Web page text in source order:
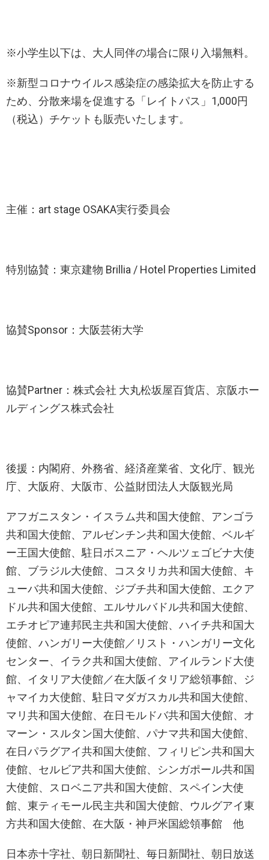
※小学生以下は、大人同伴の場合に限り入場無料。
※新型コロナウイルス感染症の感染拡大を防止する
ため、分散来場を促進する「レイトパス」1,000円
（税込）チケットも販売いたします。
主催：art stage OSAKA実行委員会
特別協賛：東京建物 Brillia / Hotel Properties Limited
協賛Sponsor：大阪芸術大学
協賛Partner：株式会社 大丸松坂屋百貨店、京阪ホー
ルディングス株式会社
後援：内閣府、外務省、経済産業省、文化庁、観光
庁、大阪府、大阪市、公益財団法人大阪観光局
アフガニスタン・イスラム共和国大使館、アンゴラ
共和国大使館、アルゼンチン共和国大使館、ベルギ
ー王国大使館、駐日ボスニア・ヘルツェゴビナ大使
館、ブラジル大使館、コスタリカ共和国大使館、キ
ューバ共和国大使館、ジブチ共和国大使館、エクア
ドル共和国大使館、エルサルバドル共和国大使館、
エチオピア連邦民主共和国大使館、ハイチ共和国大
使館、ハンガリー大使館／リスト・ハンガリー文化
センター、イラク共和国大使館、アイルランド大使
館、イタリア大使館／在大阪イタリア総領事館、ジ
ャマイカ大使館、駐日マダガスカル共和国大使館、
マリ共和国大使館、在日モルドバ共和国大使館、オ
マーン・スルタン国大使館、パナマ共和国大使館、
在日パラグアイ共和国大使館、フィリピン共和国大
使館、セルビア共和国大使館、シンガポール共和国
大使館、スロベニア共和国大使館、スペイン大使
館、東ティモール民主共和国大使館、ウルグアイ東
方共和国大使館、在大阪・神戸米国総領事館 他
日本赤十字社、朝日新聞社、毎日新聞社、朝日放送